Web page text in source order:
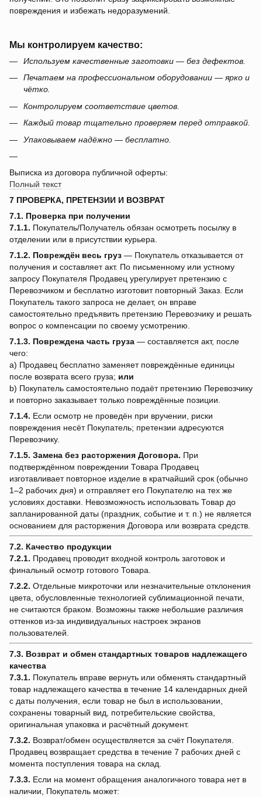
повреждения и избежать недоразумений.
Мы контролируем качество:
Используем качественные заготовки — без дефектов.
Печатаем на профессиональном оборудовании — ярко и
чётко.
Контролируем соответствие цветов.
Каждый товар тщательно проверяем перед отправкой.
Упаковываем надёжно — бесплатно.
Выписка из договора публичной оферты:
Полный текст
7 ПРОВЕРКА, ПРЕТЕНЗИИ И ВОЗВРАТ
7.1. Проверка при получении
7.1.1. Покупатель/Получатель обязан осмотреть посылку в
отделении или в присутствии курьера.
7.1.2. Повреждён весь груз — Покупатель отказывается от
получения и составляет акт. По письменному или устному
запросу Покупателя Продавец урегулирует претензию с
Перевозчиком и бесплатно изготовит повторный Заказ. Если
Покупатель такого запроса не делает, он вправе
самостоятельно предъявить претензию Перевозчику и решать
вопрос о компенсации по своему усмотрению.
7.1.3. Повреждена часть груза — составляется акт, после
чего:
a) Продавец бесплатно заменяет повреждённые единицы
после возврата всего груза; или
b) Покупатель самостоятельно подаёт претензию Перевозчику
и повторно заказывает только повреждённые позиции.
7.1.4. Если осмотр не проведён при вручении, риски
повреждения несёт Покупатель; претензии адресуются
Перевозчику.
7.1.5. Замена без расторжения Договора. При
подтверждённом повреждении Товара Продавец
изготавливает повторное изделие в кратчайший срок (обычно
1–2 рабочих дня) и отправляет его Покупателю на тех же
условиях доставки. Невозможность использовать Товар до
запланированной даты (праздник, событие и т. п.) не является
основанием для расторжения Договора или возврата средств.
7.2. Качество продукции
7.2.1. Продавец проводит входной контроль заготовок и
финальный осмотр готового Товара.
7.2.2. Отдельные микроточки или незначительные отклонения
цвета, обусловленные технологией сублимационной печати,
не считаются браком. Возможны также небольшие различия
оттенков из-за индивидуальных настроек экранов
пользователей.
7.3. Возврат и обмен стандартных товаров надлежащего
качества
7.3.1. Покупатель вправе вернуть или обменять стандартный
товар надлежащего качества в течение 14 календарных дней
с даты получения, если товар не был в использовании,
сохранены товарный вид, потребительские свойства,
оригинальная упаковка и расчётный документ.
7.3.2. Возврат/обмен осуществляется за счёт Покупателя.
Продавец возвращает средства в течение 7 рабочих дней с
момента поступления товара на склад.
7.3.3. Если на момент обращения аналогичного товара нет в
наличии, Покупатель может: